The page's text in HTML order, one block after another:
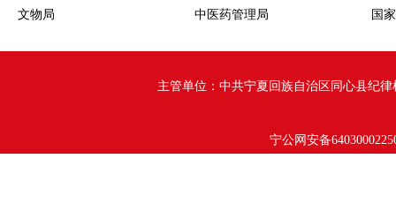
文物局 中医药管理局 国
主管单位：中共宁夏回族自治区同心县纪
宁公网安备